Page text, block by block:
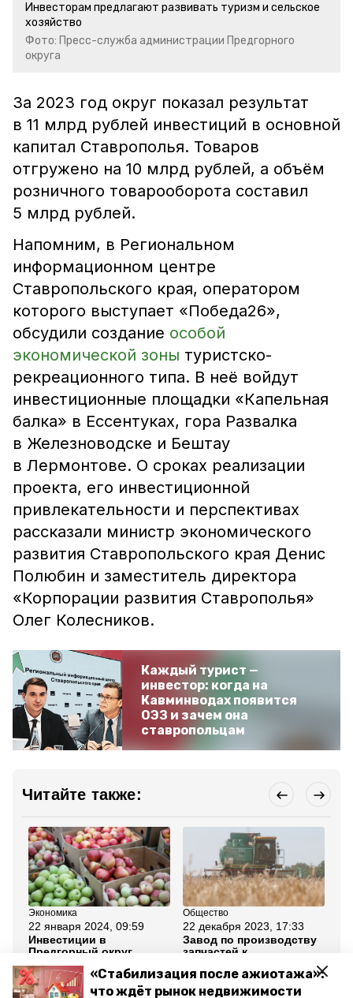
«Стабилизация после ажиотажа»:
что ждёт рынок недвижимости
Инвесторам предлагают развивать туризм и сельское
хозяйство
Фото: Пресс-служба администрации Предгорного
округа
За 2023 год округ показал результат
в 11 млрд рублей инвестиций в основной
капитал Ставрополья. Товаров
отгружено на 10 млрд рублей, а объём
розничного товарооборота составил
5 млрд рублей.
Напомним, в Региональном
информационном центре
Ставропольского края, оператором
которого выступает «Победа26»,
обсудили создание особой
экономической зоны туристско-
рекреационного типа. В неё войдут
инвестиционные площадки «Капельная
балка» в Ессентуках, гора Развалка
в Железноводске и Бештау
в Лермонтове. О сроках реализации
проекта, его инвестиционной
привлекательности и перспективах
рассказали министр экономического
развития Ставропольского края Денис
Полюбин и заместитель директора
«Корпорации развития Ставрополья»
Олег Колесников.
Каждый турист —
инвестор: когда на
Кавминводах появится
ОЭЗ и зачем она
ставропольцам
Читайте также:
Экономика
22 января 2024, 09:59
Инвестиции в
Предгорный округ
составили более 11,9
млрд рублей
Общество
22 декабря 2023, 17:33
Завод по производству
запчастей к
появится на
Ставрополье